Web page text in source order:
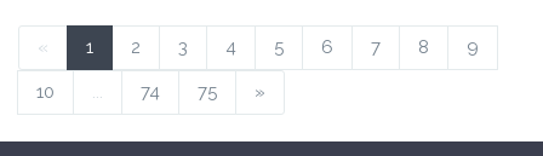
« 1 2 3 4 5 6 7 8 9
10 ... 74 75 »